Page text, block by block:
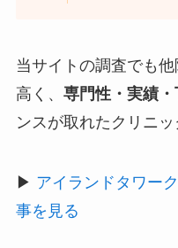
当サイトの調査でも
高く、 専門性・実績・
ンスが取れたクリニッ
▶︎ アイランドタワー
事を見る